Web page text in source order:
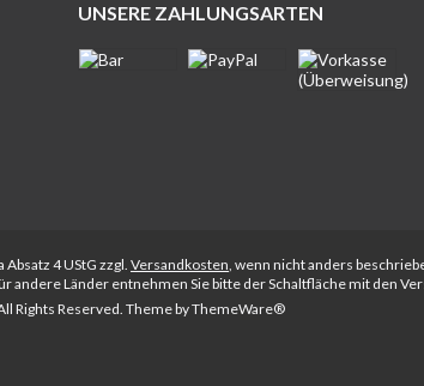
UNSERE ZAHLUNGSARTEN
4 UStG zzgl. Versandkosten, wenn nicht anders
Länder entnehmen Sie bitte der Schaltfläche mit den
Rights Reserved. Theme byThemeWare®